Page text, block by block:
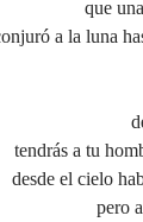
que
a la luna
tendrás a tu
desde el cielo
pero